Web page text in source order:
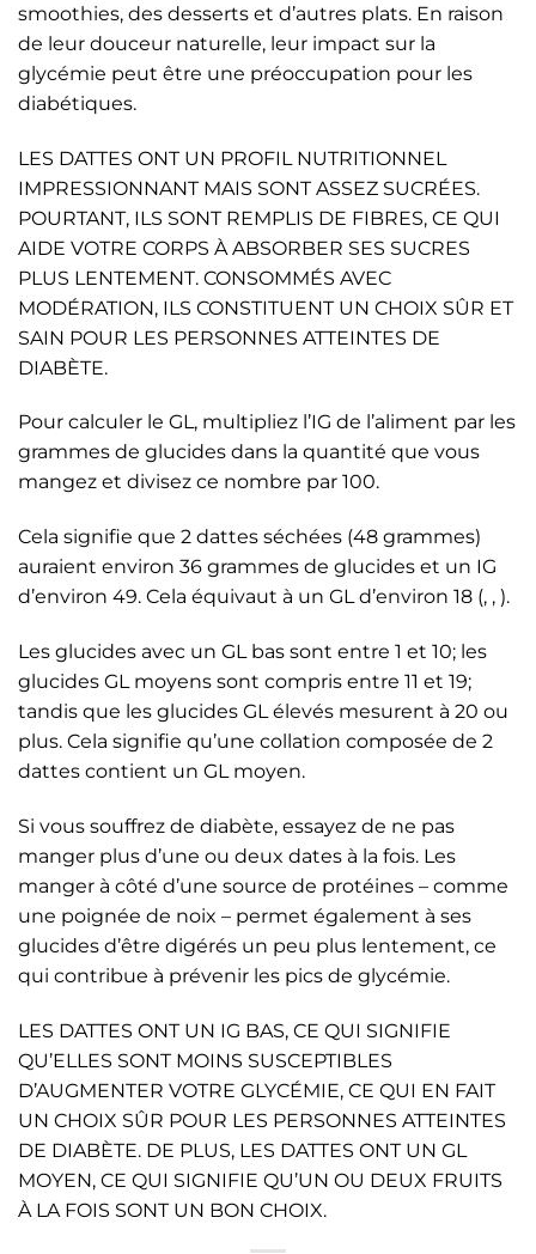
smoothies, des desserts et d’autres plats. En raison
de leur douceur naturelle, leur impact sur la
glycémie peut être une préoccupation pour les
diabétiques.
LES DATTES ONT UN PROFIL NUTRITIONNEL
IMPRESSIONNANT MAIS SONT ASSEZ SUCRÉES.
POURTANT, ILS SONT REMPLIS DE FIBRES, CE QUI
AIDE VOTRE CORPS À ABSORBER SES SUCRES
PLUS LENTEMENT. CONSOMMÉS AVEC
MODÉRATION, ILS CONSTITUENT UN CHOIX SÛR ET
SAIN POUR LES PERSONNES ATTEINTES DE
DIABÈTE.
Pour calculer le GL, multipliez l’IG de l’aliment par les
grammes de glucides dans la quantité que vous
mangez et divisez ce nombre par 100.
Cela signifie que 2 dattes séchées (48 grammes)
auraient environ 36 grammes de glucides et un IG
d’environ 49. Cela équivaut à un GL d’environ 18 (, , ).
Les glucides avec un GL bas sont entre 1 et 10; les
glucides GL moyens sont compris entre 11 et 19;
tandis que les glucides GL élevés mesurent à 20 ou
plus. Cela signifie qu’une collation composée de 2
dattes contient un GL moyen.
Si vous souffrez de diabète, essayez de ne pas
manger plus d’une ou deux dates à la fois. Les
manger à côté d’une source de protéines – comme
une poignée de noix – permet également à ses
glucides d’être digérés un peu plus lentement, ce
qui contribue à prévenir les pics de glycémie.
LES DATTES ONT UN IG BAS, CE QUI SIGNIFIE
QU’ELLES SONT MOINS SUSCEPTIBLES
D’AUGMENTER VOTRE GLYCÉMIE, CE QUI EN FAIT
UN CHOIX SÛR POUR LES PERSONNES ATTEINTES
DE DIABÈTE. DE PLUS, LES DATTES ONT UN GL
MOYEN, CE QUI SIGNIFIE QU’UN OU DEUX FRUITS
À LA FOIS SONT UN BON CHOIX.